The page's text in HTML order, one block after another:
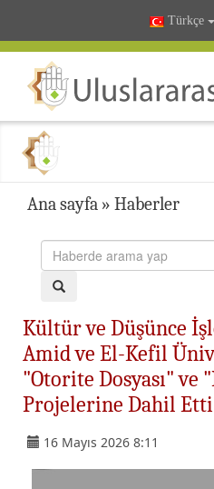
Türkçe
Ana sayfa » Haberler
Kültür ve Düşünce
Amid ve El-Kefil
"Otorite Dosyası" ve
Projelerine Dahil Etti
16 Mayıs 2026 8:11